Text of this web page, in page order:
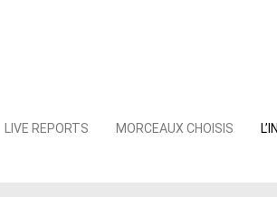
LIVE REPORTS MORCEAUX CHOISIS